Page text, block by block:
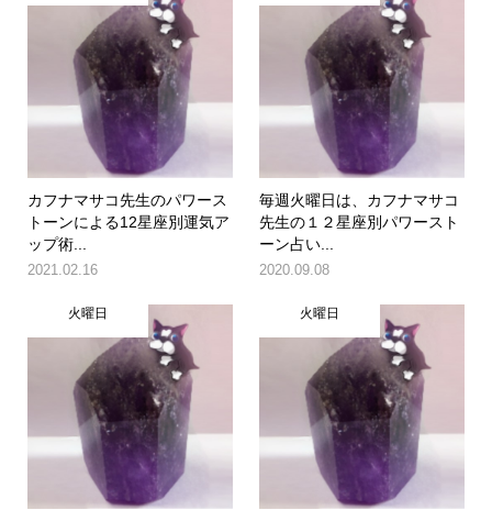
カフナマサコ先生のパワース
トーンによる12星座別運気ア
ップ術...
2021.02.16
毎週火曜日は、カフナマサコ
先生の１２星座別パワースト
ーン占い...
2020.09.08
火曜日 火曜日